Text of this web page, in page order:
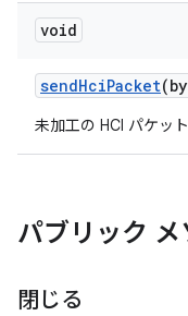
void
sendHciPacket
未加工の HCI パケッ
パブリック メ
閉じる